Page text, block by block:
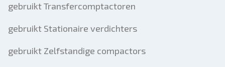
gebruikt Transfercomptactoren
gebruikt Stationaire verdichters
gebruikt Zelfstandige compactors